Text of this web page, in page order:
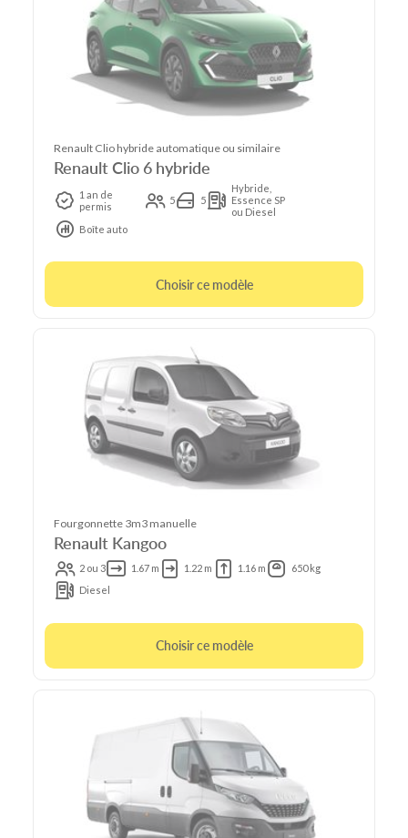
Renault Clio hybride automatique ou similaire
Renault Clio 6 hybride
1 an de
permis
5 5
Hybride,
Essence SP
ou Diesel
Boîte auto
Choisir ce modèle
Fourgonnette 3m3 manuelle
Renault Kangoo
2 ou 3 1.67 m 1.22 m 1.16 m
650 kg
Diesel
Choisir ce modèle